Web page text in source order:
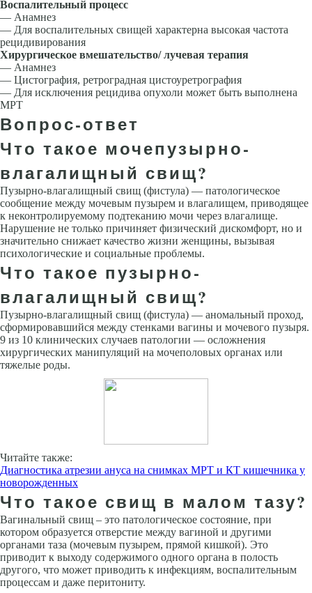
Воспалительный процесс
— Анамнез
— Для воспалительных свищей характерна высокая частота
рецидивирования
Хирургическое вмешательство/ лучевая терапия
— Анамнез
— Цистография, ретроградная цистоуретрография
— Для исключения рецидива опухоли может быть выполнена
МРТ
Вопрос-ответ
Что такое мочепузырно-
влагалищный свищ?
Пузырно-влагалищный свищ (фистула) — патологическое
сообщение между мочевым пузырем и влагалищем, приводящее
к неконтролируемому подтеканию мочи через влагалище.
Нарушение не только причиняет физический дискомфорт, но и
значительно снижает качество жизни женщины, вызывая
психологические и социальные проблемы.
Что такое пузырно-
влагалищный свищ?
Пузырно-влагалищный свищ (фистула) — аномальный проход,
сформировавшийся между стенками вагины и мочевого пузыря.
9 из 10 клинических случаев патологии — осложнения
хирургических манипуляций на мочеполовых органах или
тяжелые роды.
Читайте также:
Диагностика атрезии ануса на снимках МРТ и КТ кишечника у
новорожденных
Что такое свищ в малом тазу?
Вагинальный свищ – это патологическое состояние, при
котором образуется отверстие между вагиной и другими
органами таза (мочевым пузырем, прямой кишкой). Это
приводит к выходу содержимого одного органа в полость
другого, что может приводить к инфекциям, воспалительным
процессам и даже перитониту.